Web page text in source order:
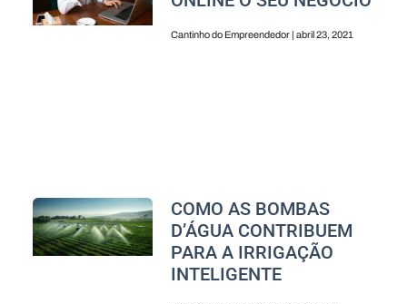
Cantinho do Empreendedor abril 23, 2021
COMO AS BOMBAS
D’ÁGUA CONTRIBUEM
PARA A IRRIGAÇÃO
INTELIGENTE